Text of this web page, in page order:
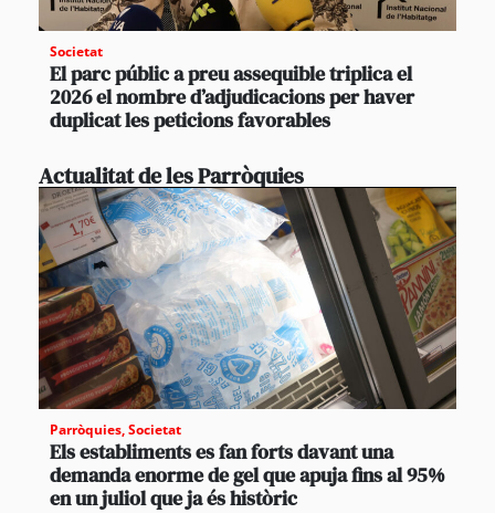
Societat
El parc públic a preu assequible triplica el
2026 el nombre d’adjudicacions per haver
duplicat les peticions favorables
Actualitat de les Parròquies
Parròquies,Societat
Els establiments es fan forts davant una
demanda enorme de gel que apuja fins al 95%
en un juliol que ja és històric